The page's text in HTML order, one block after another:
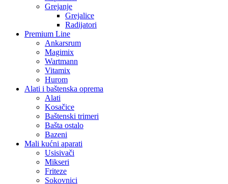
Grejanje
Grejalice
Radijatori
Premium Line
Ankarsrum
Magimix
Wartmann
Vitamix
Hurom
Alati i baštenska oprema
Alati
Kosačice
Baštenski trimeri
Bašta ostalo
Bazeni
Mali kućni aparati
Usisivači
Mikseri
Friteze
Sokovnici